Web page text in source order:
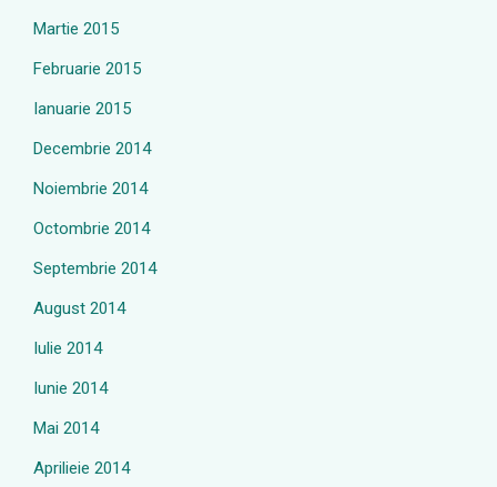
Martie 2015
Februarie 2015
Ianuarie 2015
Decembrie 2014
Noiembrie 2014
Octombrie 2014
Septembrie 2014
August 2014
Iulie 2014
Iunie 2014
Mai 2014
Aprilieie 2014